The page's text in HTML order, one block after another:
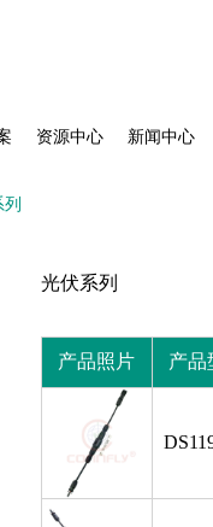
资源中心 新闻中心
光伏系列
产品照片 产品